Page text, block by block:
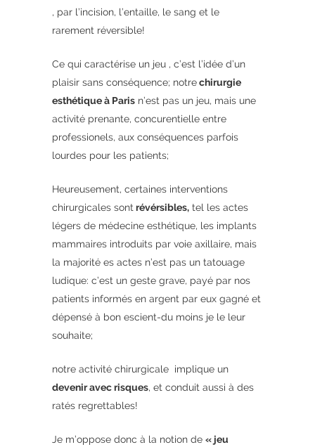
, par l’incision, l’entaille, le sang et le
rarement réversible!
Ce qui caractérise un jeu , c’est l’idée d’un
plaisir sans conséquence; notrechirurgie
esthétique à Paris n’est pas un jeu, mais une
activité prenante, concurentielle entre
professionels, aux conséquences parfois
lourdes pour les patients;
Heureusement, certaines interventions
chirurgicales sont révérsibles, tel les actes
légers de médecine esthétique, les implants
mammaires introduits par voie axillaire, mais
la majorité es actes n’est pas un tatouage
ludique: c’est un geste grave, payé par nos
patients informés en argent par eux gagné et
dépensé à bon escient-du moins je le leur
souhaite;
notre activité chirurgicale implique un
devenir avec risques, et conduit aussi à des
ratés regrettables!
Je m’oppose donc à la notion de « jeu